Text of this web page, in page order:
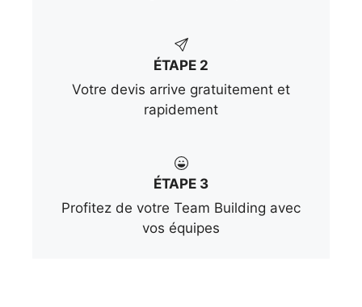
ÉTAPE 2
Votre devis arrive gratuitement et
rapidement
ÉTAPE 3
Profitez de votre Team Building avec
vos équipes